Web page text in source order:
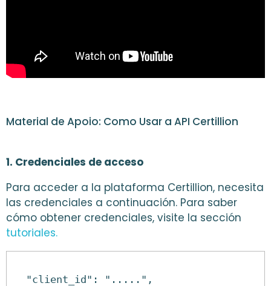
Material de Apoio: Como Usar a API Certillion
1. Credenciales de acceso
Para acceder a la plataforma Certillion, necesita
las credenciales a continuación. Para saber
cómo obtener credenciales, visite la sección
tutoriales.
"client_id": ".....",